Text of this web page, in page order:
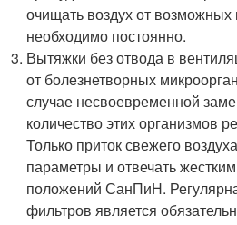
очищать воздух от возможных
необходимо постоянно.
Вытяжки без отвода в
от болезнетворных
случае несвоевременной
количество этих организмов
Только приток свежего
параметры и отвечать
положений СанПиН.
фильтров является